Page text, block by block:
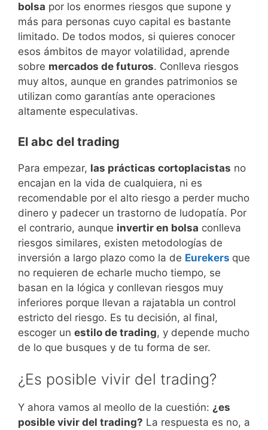
bolsa por los enormes riesgos que supone y
más para personas cuyo capital es bastante
limitado. De todos modos, si quieres conocer
esos ámbitos de mayor volatilidad, aprende
sobre mercados de futuros. Conlleva riesgos
muy altos, aunque en grandes patrimonios se
utilizan como garantías ante operaciones
altamente especulativas.
El abc del trading
Para empezar, las prácticas cortoplacistas no
encajan en la vida de cualquiera, ni es
recomendable por el alto riesgo a perder mucho
dinero y padecer un trastorno de ludopatía. Por
el contrario, aunque invertir en bolsa conlleva
riesgos similares, existen metodologías de
inversión a largo plazo como la de Eurekers que
no requieren de echarle mucho tiempo, se
basan en la lógica y conllevan riesgos muy
inferiores porque llevan a rajatabla un control
estricto del riesgo. Es tu decisión, al final,
escoger un estilo de trading, y depende mucho
de lo que busques y de tu forma de ser.
¿Es posible vivir del trading?
Y ahora vamos al meollo de la cuestión: ¿es
posible vivir del trading? La respuesta es no, a